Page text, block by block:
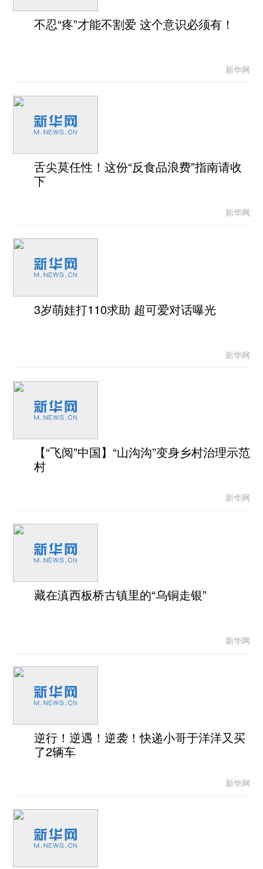
不忍“疼”才能不割爱 这个意识必须有！
新华网
舌尖莫任性！这份“反食品浪费”指南请收
下
新华网
3岁萌娃打110求助 超可爱对话曝光
新华网
【“飞阅”中国】“山沟沟”变身乡村治理示范
村
新华网
藏在滇西板桥古镇里的“乌铜走银”
新华网
逆行！逆遇！逆袭！快递小哥于洋洋又买
了2辆车
新华网